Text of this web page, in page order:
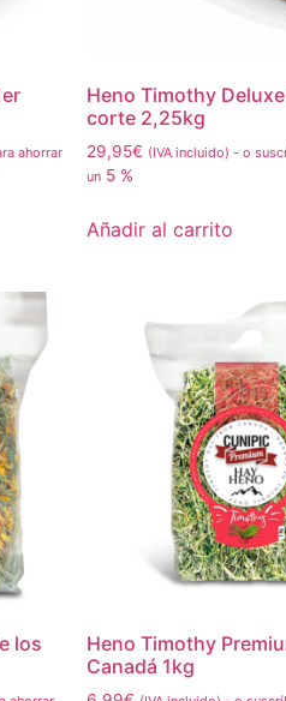
ahorrar
Heno Timothy
corte 2,25kg
29,95€ (IVA incluido) - o
un 5 %
Añadir al carrito
los
Heno Timothy
Canadá 1kg